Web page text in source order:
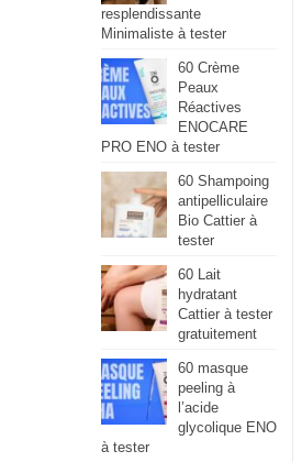
resplendissante
Minimaliste à tester
60 Crème
Peaux
Réactives
ENOCARE
PRO ENO à tester
60 Shampoing
antipelliculaire
Bio Cattier à
tester
60 Lait
hydratant
Cattier à tester
gratuitement
60 masque
peeling à
l’acide
glycolique ENO
à tester